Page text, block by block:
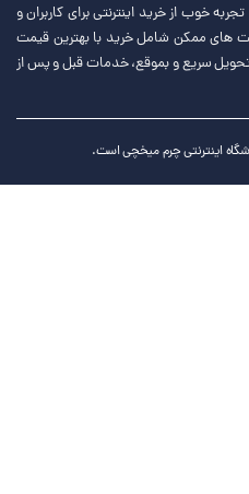
خوب از خرید اینترنتی برای کاربران و
های ممکن شامل خرید با بهترین قیمت
سریع و بموقع، خدمات قبل و پس از
اینترنتی چرم میخچی است.